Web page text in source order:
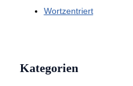
Wortzentriert
Kategorien